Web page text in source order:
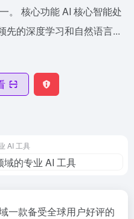
。 核心功能 AI 核心智能处
先的深度学习和自然语言...
AI 工具
一款备受全球用户好评的